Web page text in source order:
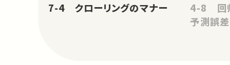
7-4 クローリングのマナー
4-8 回
予測誤差